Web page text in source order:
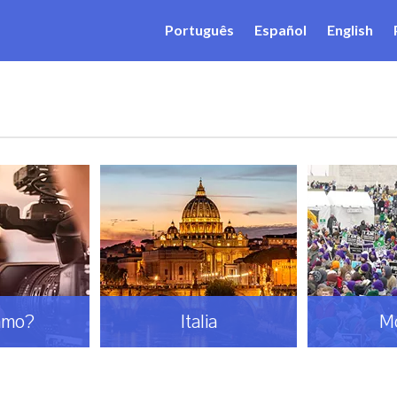
Português Español English
Italia